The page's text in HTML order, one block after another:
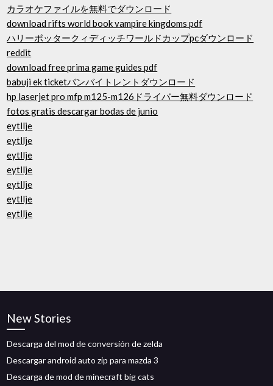
カラオケファイルを無料でダウンロード
download rifts world book vampire kingdoms pdf
ハリーポッタークィディッチワールドカップpcダウンロード
reddit
download free prima game guides pdf
babuji ek ticketバンバイトレントダウンロード
hp laserjet pro mfp m125-m126ドライバー無料ダウンロード
fotos gratis descargar bodas de junio
eytllje
eytllje
eytllje
eytllje
eytllje
eytllje
eytllje
New Stories
Descarga del mod de conversión de zelda
Descargar android auto zip para mazda 3
Descarga de mod de minecraft big cats